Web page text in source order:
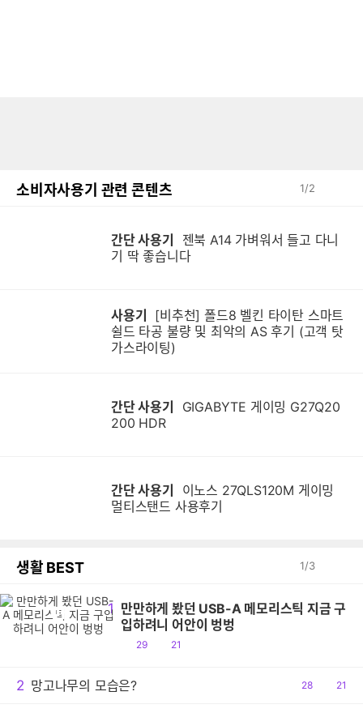
소비자사용기 관련 콘텐츠 1/2
간단 사용기
기 딱 좋습니다
사용기
쉴드 타공 불량 및 최악의 AS 후기 (고객 탓
가스라이팅)
간단 사용기
200 HDR
간단 사용기
멀티스탠드 사용후기
생활 BEST 1/3
1 만만하게 봤던 USB-A 메모리스틱 지금 구
입하려니 어안이 벙벙
공
29
댓
21
만
2 망고나무의 모습은?
공
28
댓
21